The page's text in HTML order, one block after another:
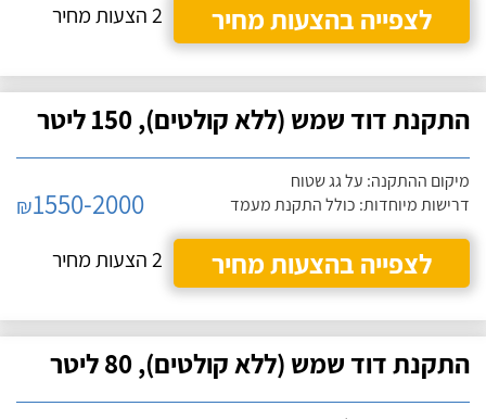
לצפייה בהצעות מחיר
2 הצעות מחיר
התקנת דוד שמש (ללא קולטים), 150 ליטר
מיקום ההתקנה: על גג שטוח
דרישות מיוחדות: כולל התקנת מעמד
₪1550-2000
לצפייה בהצעות מחיר
2 הצעות מחיר
התקנת דוד שמש (ללא קולטים), 80 ליטר